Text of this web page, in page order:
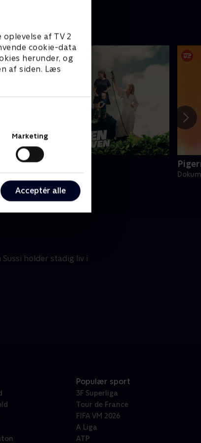
af TV 2
cookie-data
herunder, og
af siden. Læs
Marketing
Acceptér alle
om kolonihaven
• 2 sæsoner
holder stadig liv i
Populær sport
3F Superliga
Tour de France
FIFA VM 2026
A Liga
ATP